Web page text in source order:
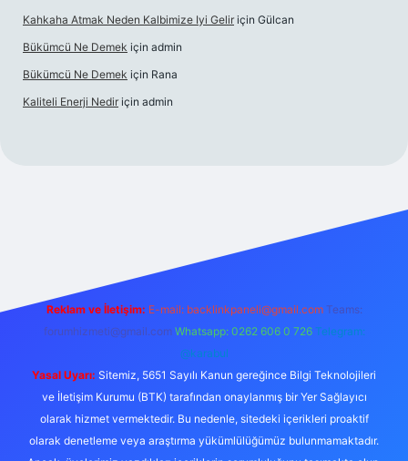
Kahkaha Atmak Neden Kalbimize Iyi Gelir için Gülcan
Bükümcü Ne Demek için admin
Bükümcü Ne Demek için Rana
Kaliteli Enerji Nedir için admin
Reklam ve İletişim: E-mail: backlinkpaneli@gmail.com Teams:
forumhizmeti@gmail.com Whatsapp: 0262 606 0 726 Telegram:
@karabul
Yasal Uyarı: Sitemiz, 5651 Sayılı Kanun gereğince Bilgi Teknolojileri
ve İletişim Kurumu (BTK) tarafından onaylanmış bir Yer Sağlayıcı
olarak hizmet vermektedir. Bu nedenle, sitedeki içerikleri proaktif
olarak denetleme veya araştırma yükümlülüğümüz bulunmamaktadır.